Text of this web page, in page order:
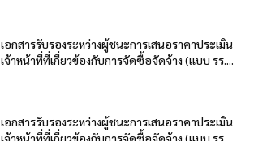
เอกสารรับรองระหว่างผู้ชนะการเสนอราคาประเมิน
เจ้าหน้าที่ที่เกี่ยวข้องกับการจัดซื้อจัดจ้าง (แบบ รร....
เอกสารรับรองระหว่างผู้ชนะการเสนอราคาประเมิน
เจ้าหน้าที่ที่เกี่ยวข้องกับการจัดซื้อจัดจ้าง (แบบ รร....